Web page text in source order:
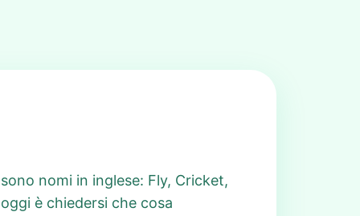
nomi in inglese: Fly, Cricket,
è chiedersi che cosa